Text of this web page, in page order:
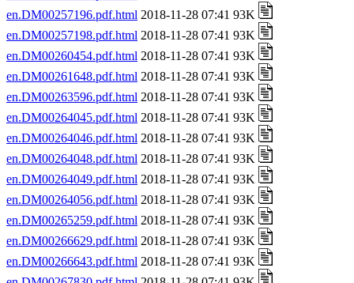
en.DM00257196.pdf.html 2018-11-28 07:41 93K
en.DM00257198.pdf.html 2018-11-28 07:41 93K
en.DM00260454.pdf.html 2018-11-28 07:41 93K
en.DM00261648.pdf.html 2018-11-28 07:41 93K
en.DM00263596.pdf.html 2018-11-28 07:41 93K
en.DM00264045.pdf.html 2018-11-28 07:41 93K
en.DM00264046.pdf.html 2018-11-28 07:41 93K
en.DM00264048.pdf.html 2018-11-28 07:41 93K
en.DM00264049.pdf.html 2018-11-28 07:41 93K
en.DM00264056.pdf.html 2018-11-28 07:41 93K
en.DM00265259.pdf.html 2018-11-28 07:41 93K
en.DM00266629.pdf.html 2018-11-28 07:41 93K
en.DM00266643.pdf.html 2018-11-28 07:41 93K